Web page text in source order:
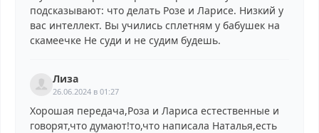
подсказывают: что делать Розе и Ларисе. Низкий у
вас интеллект. Вы учились сплетням у бабушек на
скамеечке Не суди и не судим будешь.
Лиза
26.06.2024 в 01:27
Хорошая передача,Роза и Лариса естественные и
говорят,что думают!то,что написала Наталья,есть